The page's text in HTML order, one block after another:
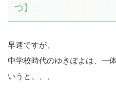
つ】
早速ですが、
中学校時代のゆきぽよは、一
いうと、、、